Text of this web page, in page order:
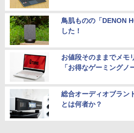
鳥肌ものの「DENON
した！
お値段そのままでメモ
「お得なゲーミングノ
総合オーディオブラン
とは何者か？